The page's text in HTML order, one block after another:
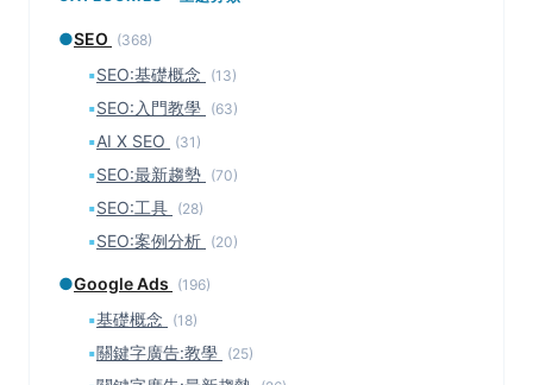
●SEO (368)
▪SEO:基礎概念 (13)
▪SEO:入門教學 (63)
▪AI X SEO (31)
▪SEO:最新趨勢 (70)
▪SEO:工具 (28)
▪SEO:案例分析 (20)
●Google Ads (196)
▪基礎概念 (18)
▪關鍵字廣告:教學 (25)